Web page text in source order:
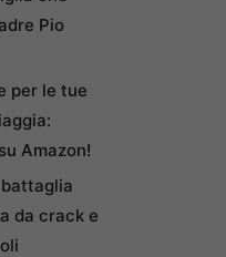
Pio
per le tue
Amazon!
da crack e